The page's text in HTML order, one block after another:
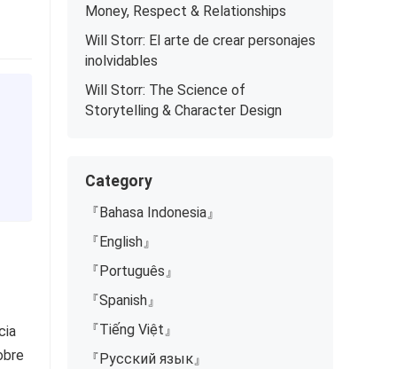
Money, Respect & Relationships
Will Storr: El arte de crear personajes
inolvidables
Will Storr: The Science of
Storytelling & Character Design
Category
『Bahasa Indonesia』
『English』
『Português』
『Spanish』
『Tiếng Việt』
『Русский язык』